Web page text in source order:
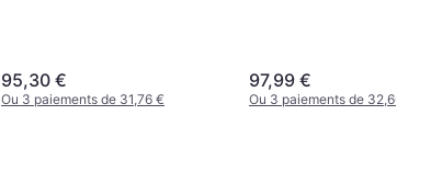
95,30 €
Ou 3 paiements de 31,76 €
97,99 €
Ou 3 paiements de 32,66 €